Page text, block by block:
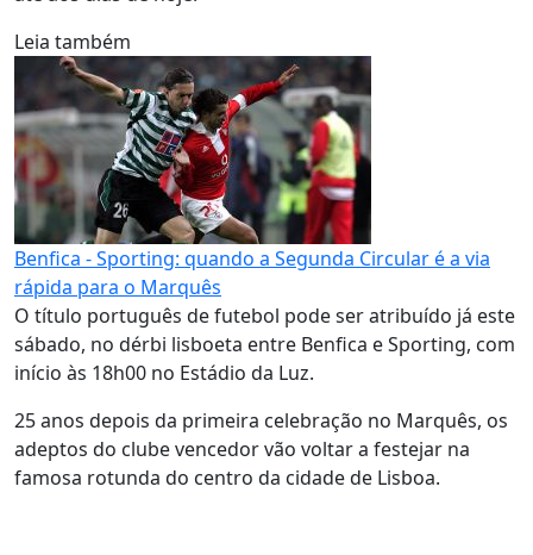
Leia também
Benfica - Sporting: quando a Segunda Circular é a via
rápida para o Marquês
O título português de futebol pode ser atribuído já este
sábado, no dérbi lisboeta entre Benfica e Sporting, com
início às 18h00 no Estádio da Luz.
25 anos depois da primeira celebração no Marquês, os
adeptos do clube vencedor vão voltar a festejar na
famosa rotunda do centro da cidade de Lisboa.